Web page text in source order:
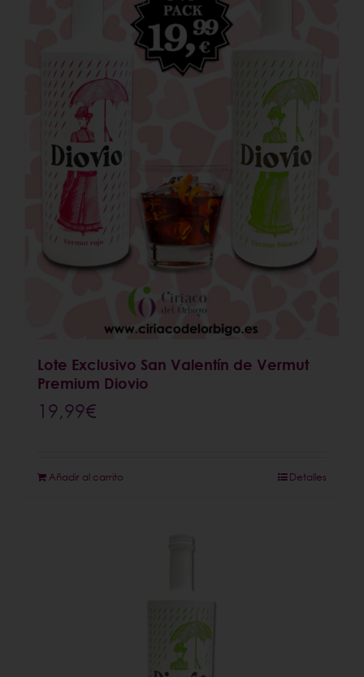
Lote Exclusivo San Valentín de Vermut
Premium Diovio
19,99€
Añadir al carrito Detalles